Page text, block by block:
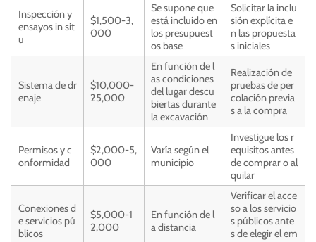
Inspección y
ensayos in sit
u
$1,500-3,
000
Se supone que
está incluido en
los presupuest
os base
Solicitar la inclu
sión explícita e
n las propuesta
s iniciales
Sistema de dr
enaje
$10,000-
25,000
En función de l
as condiciones
del lugar descu
biertas durante
la excavación
Realización de
pruebas de per
colación previa
s a la compra
Permisos y c
onformidad
$2,000-5,
000
Varía según el
municipio
Investigue los r
equisitos antes
de comprar o al
quilar
Conexiones d
e servicios pú
blicos
$5,000-1
2,000
En función de l
a distancia
Verificar el acce
so a los servicio
s públicos ante
s de elegir el em